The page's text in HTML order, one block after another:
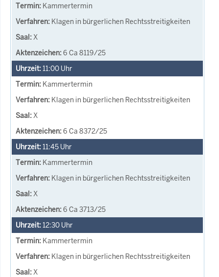
Kammertermin
Klagen in bürgerlichen Rechtsstreitigkeiten
X
6 Ca 8119/25
11:00 Uhr
Kammertermin
Klagen in bürgerlichen Rechtsstreitigkeiten
X
6 Ca 8372/25
11:45 Uhr
Kammertermin
Klagen in bürgerlichen Rechtsstreitigkeiten
X
6 Ca 3713/25
12:30 Uhr
Kammertermin
Klagen in bürgerlichen Rechtsstreitigkeiten
X